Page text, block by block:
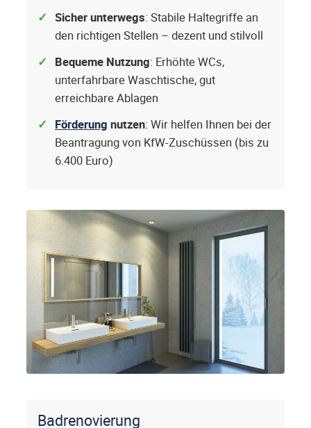
Sicher unterwegs: Stabile Haltegriffe an
den richtigen Stellen – dezent und stilvoll
Bequeme Nutzung: Erhöhte WCs,
unterfahrbare Waschtische, gut
erreichbare Ablagen
Förderung nutzen: Wir helfen Ihnen bei der
Beantragung von KfW-Zuschüssen (bis zu
6.400 Euro)
Badrenovierung